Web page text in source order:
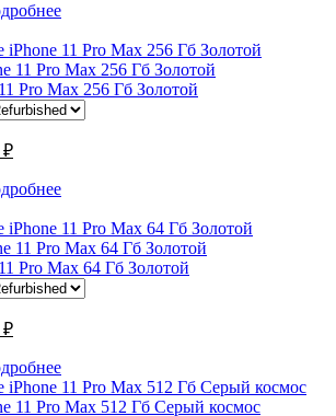
Pro Max 256 Гб Золотой
₽
Pro Max 64 Гб Золотой
₽